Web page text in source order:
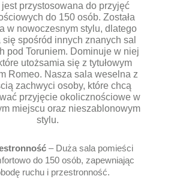
jest przystosowana do przyjęć
do 150 osób. Została
w nowoczesnym stylu, dlatego
spośród innych znanych sal
pod Toruniem. Dominuje w niej
utożsamia się z tytułowym
Romeo. Nasza sala weselna z
zachwyci osoby, które chcą
przyjęcie okolicznościowe w
miejscu oraz nieszablonowym
stylu.
– Duża sala pomieści
do 150 osób, zapewniając
ruchu i przestronność.